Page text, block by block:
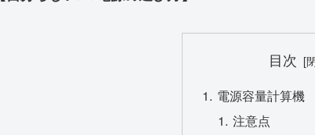
目次
電源容量計算機
注意点